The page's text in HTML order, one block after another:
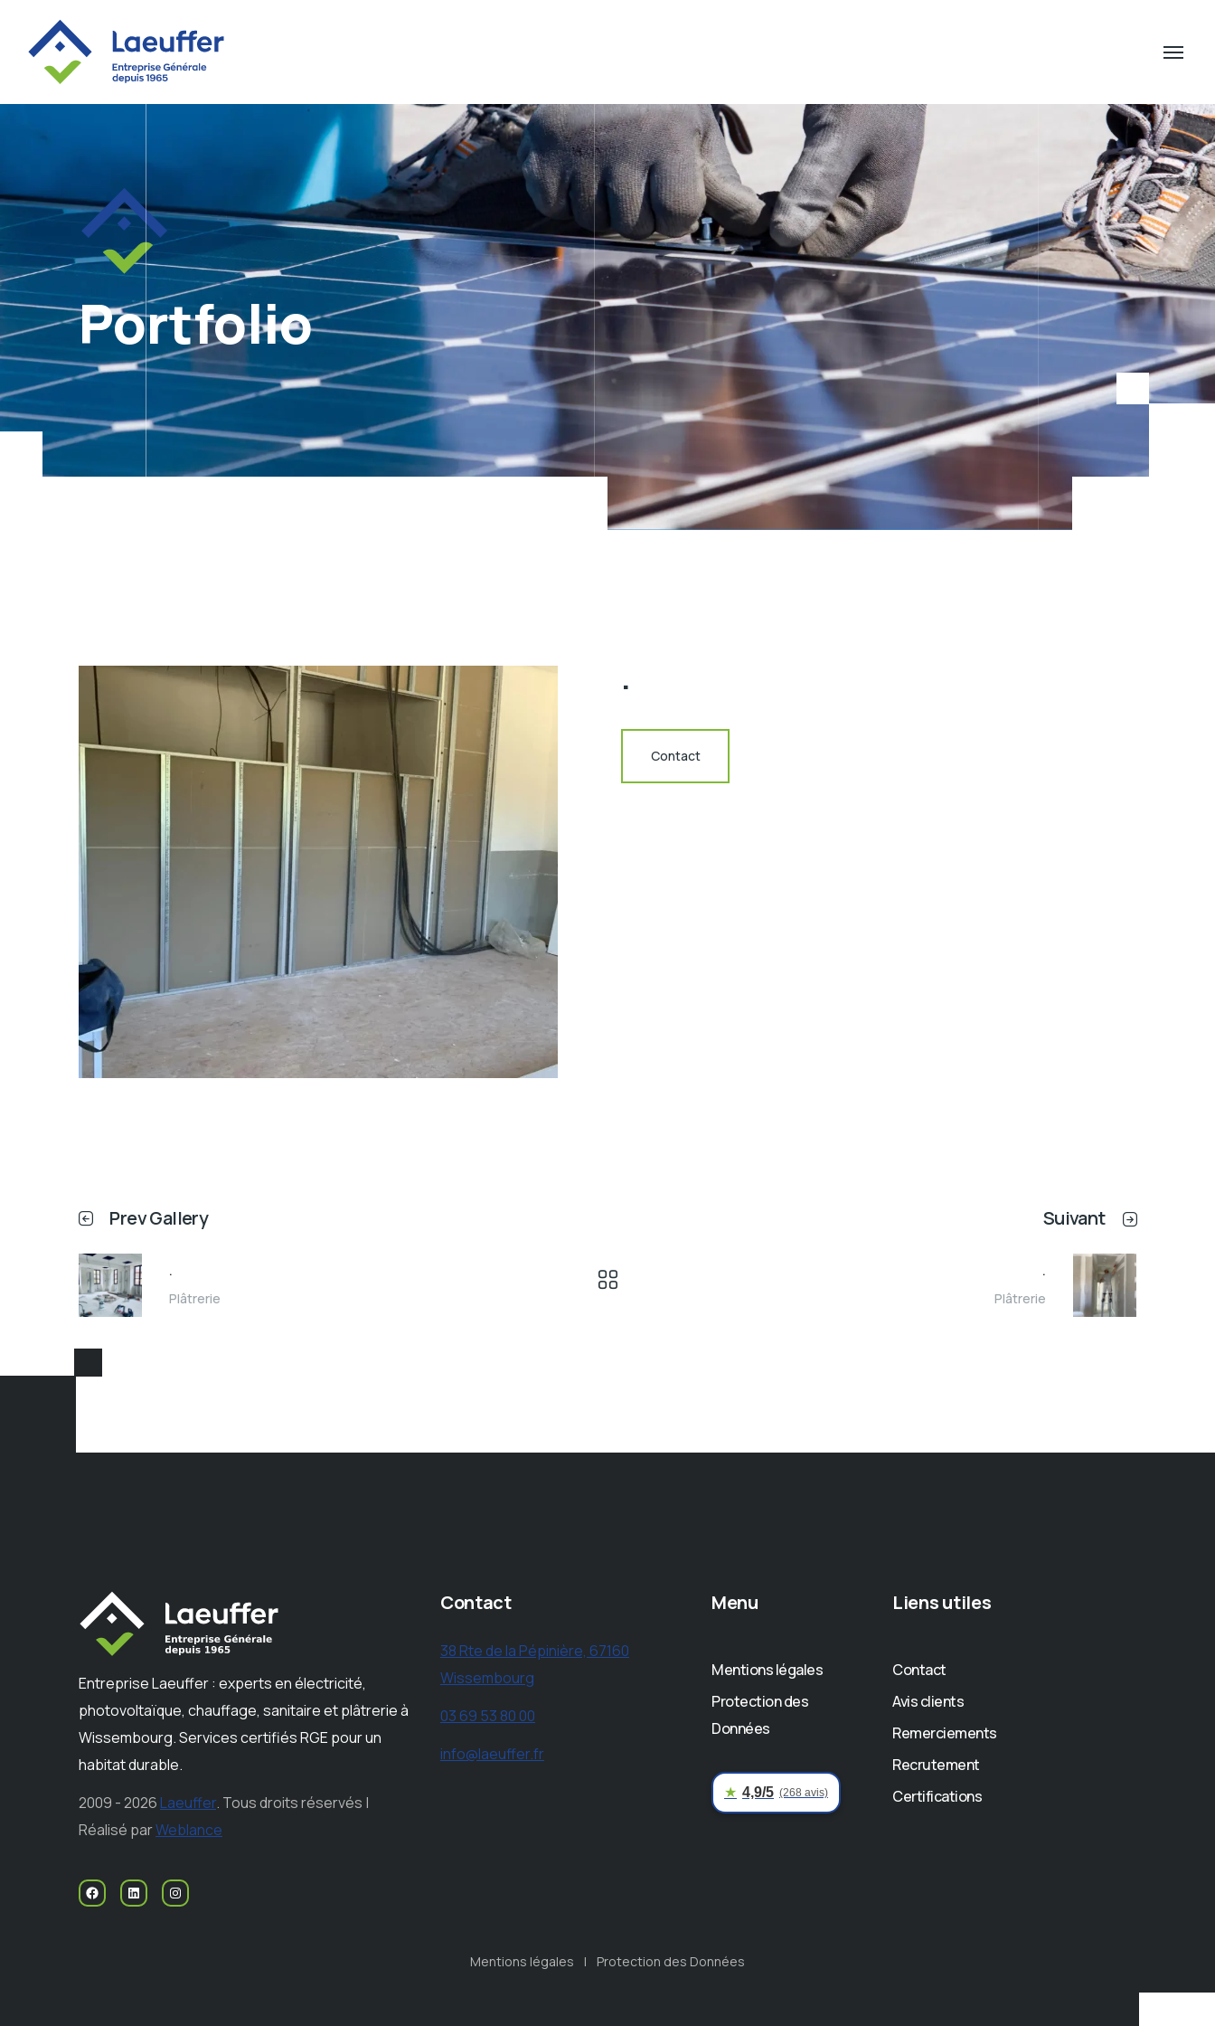
Portfolio
.
Contact
Prev Gallery
.
Plâtrerie
Suivant
.
Plâtrerie
Entreprise Laeuffer : experts en électricité,
photovoltaïque, chauffage, sanitaire et plâtrerie à
Wissembourg. Services certifiés RGE pour un
habitat durable.
2009 - 2026Laeuffer. Tous droits réservés |
Réalisé parWeblance
Contact
38 Rte de la Pépinière, 67160
Wissembourg
03 69 53 80 00
info@laeuffer.fr
Menu
Mentions légales
Protection des
Données
★ 4,9/5 (268 avis)
Liens utiles
Contact
Avis clients
Remerciements
Recrutement
Certifications
Mentions légales Protection des Données